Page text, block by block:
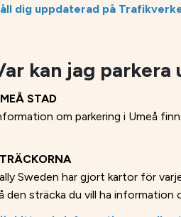
dig uppdaterad på
kan jag parkera
STAD
om parkering i Umeå
Sweden har gjort kartor för
den sträcka du vill ha information